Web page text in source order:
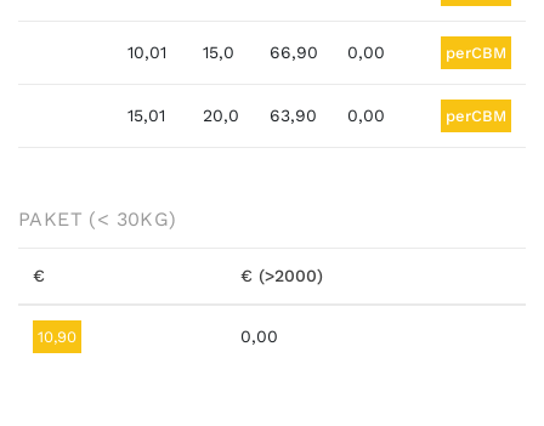
10,01 15,0 66,90 0,00 perCBM
15,01 20,0 63,90 0,00 perCBM
PAKET (< 30KG)
€ € (>2000)
10,90 0,00